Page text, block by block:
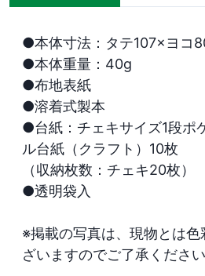
●本体寸法：タテ107×ヨコ
●本体重量：40g
●布地表紙
●溶着式製本
●台紙：チェキサイズ1段ポ
ル台紙（クラフト）10枚
（収納枚数：チェキ20枚）
●透明袋入
※掲載の写真は、現物とは
ざいますのでご了承ください